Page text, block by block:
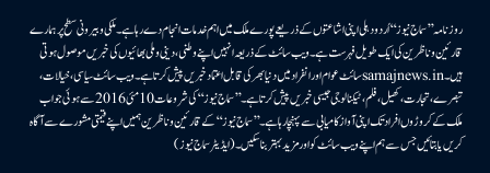
روزنامہ ’’سماج نیوز‘‘ اُردو دہلی اپنی اشاعتوں کے ذریعے پورے ملک میں اہم خدمات انجام دے رہا ہے۔ ملکی وبیرونی سطح پر ہمارے
قارئین وناظرین کی ایک طویل فہرست ہے۔ ویب سائٹ کے ذریعہ انہیں اپنے وطنی، دینی وملی بھائیوں کی خبریں موصول ہوتی
ہیں۔samajnews.inسائٹ عوام اور انفراد میں دنیا بھر کی قابل اعتماد خبریں پیش کرتا ہے۔ ویب سائٹ سیاسی، خیالات،
تبصرے، تجارت، کھیل، فلم، ٹیکنالوجی جیسی خبریں پیش کرتا ہے۔ ’’سماج نیوز‘‘ کی شروعات 10مئی 2016 سے ہوئی جو اب
ملک کے کروڑوں افراد تک اپنی آواز کامیابی سے پہنچا رہا ہے۔ ’’سماج نیوز‘‘ کے قارئین وناظرین ہمیں اپنے قیمتی مشورے سے آگاہ
کریں یا بتائیں جس سے ہم اپنے ویب سائٹ کو اور مزید بہتر بناسکیں۔ (ایڈیٹر سماج نیوز)